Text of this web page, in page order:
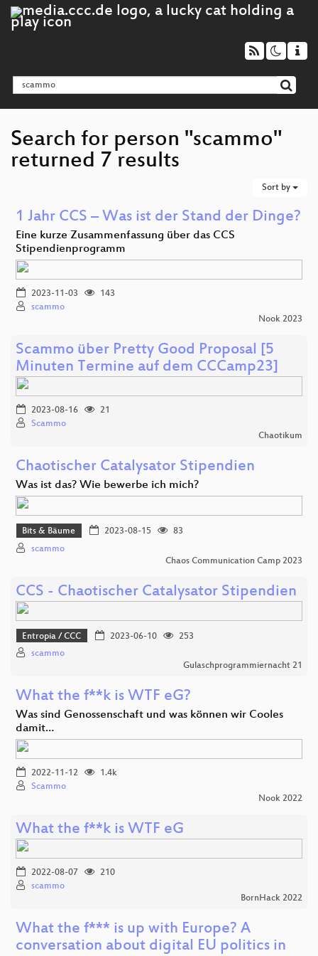
Search for person "scammo"
returned 7 results
Sort by
1 Jahr CCS – Was ist der Stand der Dinge?
Eine kurze Zusammenfassung über das CCS
Stipendienprogramm
2023-11-03
143
scammo
Nook 2023
Scammo über Pretty Good Proposal [5
Minuten Termine auf dem CCCamp23]
2023-08-16
21
Scammo
Chaotikum
Chaotischer Catalysator Stipendien
Was ist das? Wie bewerbe ich mich?
Bits & Bäume 2023-08-15
83
scammo
Chaos Communication Camp 2023
CCS - Chaotischer Catalysator Stipendien
Entropia / CCC 2023-06-10
253
scammo
Gulaschprogrammiernacht 21
What the f**k is WTF eG?
Was sind Genossenschaft und was können wir Cooles
damit…
2022-11-12
1.4k
Scammo
Nook 2022
What the f**k is WTF eG
2022-08-07
210
scammo
BornHack 2022
What the f*** is up with Europe? A
conversation about digital EU politics in